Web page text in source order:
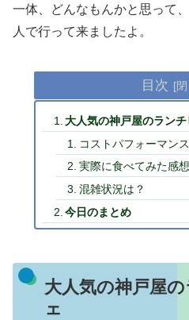
一体、どんなもんかと思って
人で行って来ましたよ。
目次
大人気の神戸屋のラン
コストパフォーマン
実際に食べてみた感想
混雑状況は？
今日のまとめ
大人気の神戸屋
ェ